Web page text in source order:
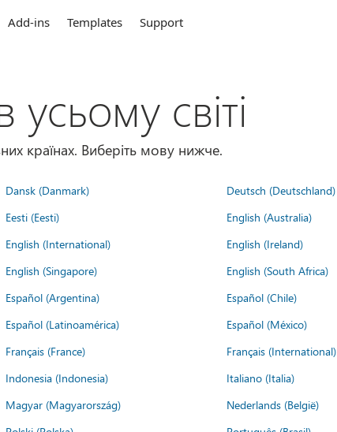
Add-ins Templates Support
світі
країнах. Виберіть мову нижче.
Dansk (Danmark) Deutsch (Deutschland)
Eesti (Eesti) English (Australia)
English (International) English (Ireland)
English (Singapore) English (South Africa)
Español (Argentina) Español (Chile)
Español (Latinoamérica) Español (México)
Français (France) Français (International)
Indonesia (Indonesia) Italiano (Italia)
Magyar (Magyarország) Nederlands (België)